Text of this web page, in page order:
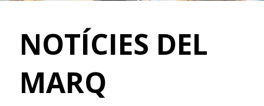
NOTÍCIES DEL
MARQ